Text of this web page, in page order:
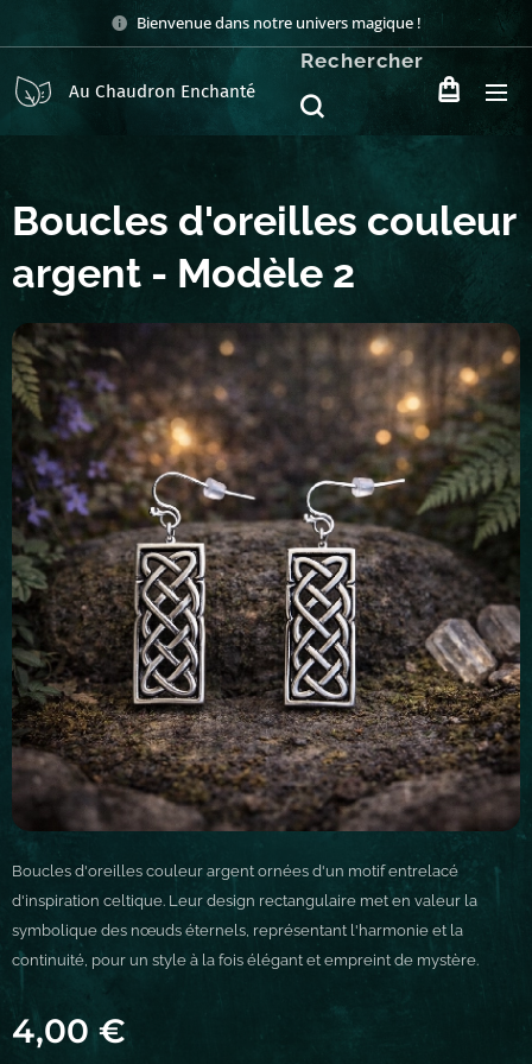
Bienvenue dans notre univers magique !
Au Chaudron Enchanté
Rechercher
Boucles d'oreilles couleur
argent - Modèle 2
Boucles d'oreilles couleur argent ornées d'un motif entrelacé
d'inspiration celtique. Leur design rectangulaire met en valeur la
symbolique des nœuds éternels, représentant l'harmonie et la
continuité, pour un style à la fois élégant et empreint de mystère.
4,00 €